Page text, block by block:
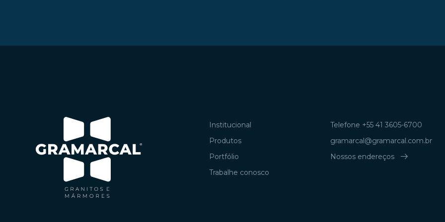
Institucional
Produtos
Portfólio
Trabalhe conosco
Telefone +55 41 3605-6700
gramarcal@gramarcal.com.br
Nossos endereços
arrow_right_alt